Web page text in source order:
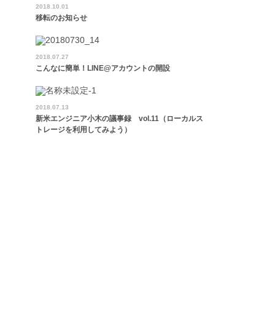
2018.10.01
移転のお知らせ
2018.07.27
こんなに簡単！LINE@アカウントの開設
2018.07.13
新米エンジニア小木の議事録 vol.11（ローカルス
トレージを利用してみよう）